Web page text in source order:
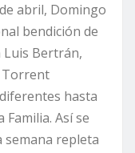
abril, Domingo
bendición de
Luis Bertrán,
Torrent
hasta
Así se
semana repleta